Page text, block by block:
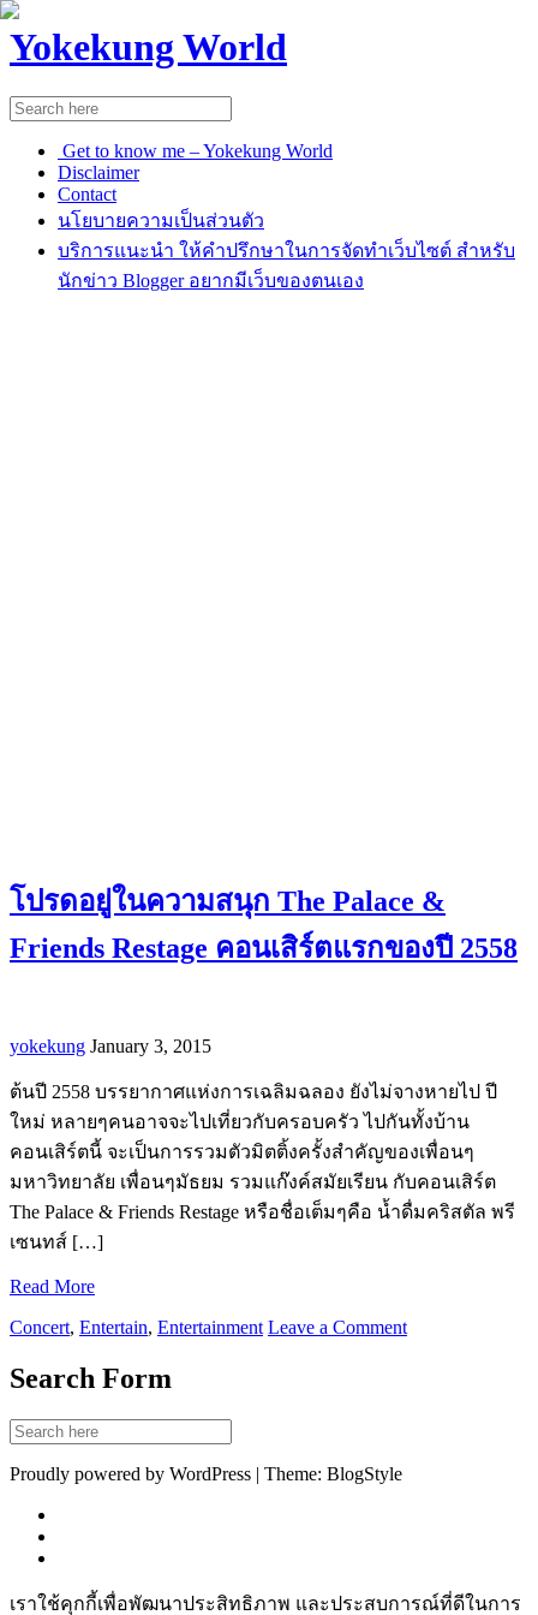
Yokekung World
Get to know me – Yokekung World
Disclaimer
Contact
นโยบายความเป็นส่วนตัว
บริการแนะนำ ให้คำปรึกษาในการจัดทำเว็บไซต์ สำหรับ
นักข่าว Blogger อยากมีเว็บของตนเอง
โปรดอยู่ในความสนุก The Palace &
Friends Restage คอนเสิร์ตแรกของปี 2558
yokekung January 3, 2015
ต้นปี 2558 บรรยากาศแห่งการเฉลิมฉลอง ยังไม่จางหายไป ปี
ใหม่ หลายๆคนอาจจะไปเที่ยวกับครอบครัว ไปกันทั้งบ้าน
คอนเสิร์ตนี้ จะเป็นการรวมตัวมิตติ้งครั้งสำคัญของเพื่อนๆ
มหาวิทยาลัย เพื่อนๆมัธยม รวมแก๊งค์สมัยเรียน กับคอนเสิร์ต
The Palace & Friends Restage หรือชื่อเต็มๆคือ น้ำดื่มคริสตัล พรี
เซนทส์ […]
Read More
Concert, Entertain, Entertainment Leave a Comment
Search Form
Proudly powered by WordPress | Theme: BlogStyle
เราใช้คุกกี้เพื่อพัฒนาประสิทธิภาพ และประสบการณ์ที่ดีในการ